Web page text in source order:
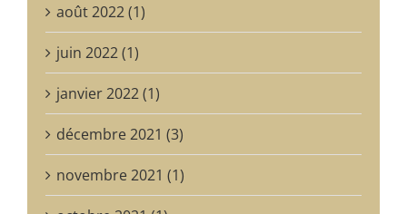
août 2022 (1)
juin 2022 (1)
janvier 2022 (1)
décembre 2021 (3)
novembre 2021 (1)